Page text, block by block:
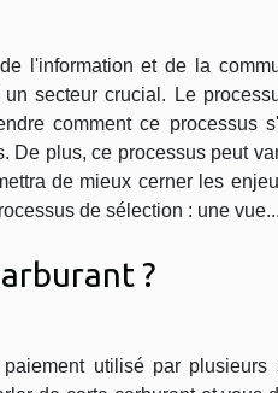
l'information et de la
secteur crucial. Le
comment ce processus
plus, ce processus peut
de mieux cerner les
de sélection : une vue...
?
utilisé par plusieurs